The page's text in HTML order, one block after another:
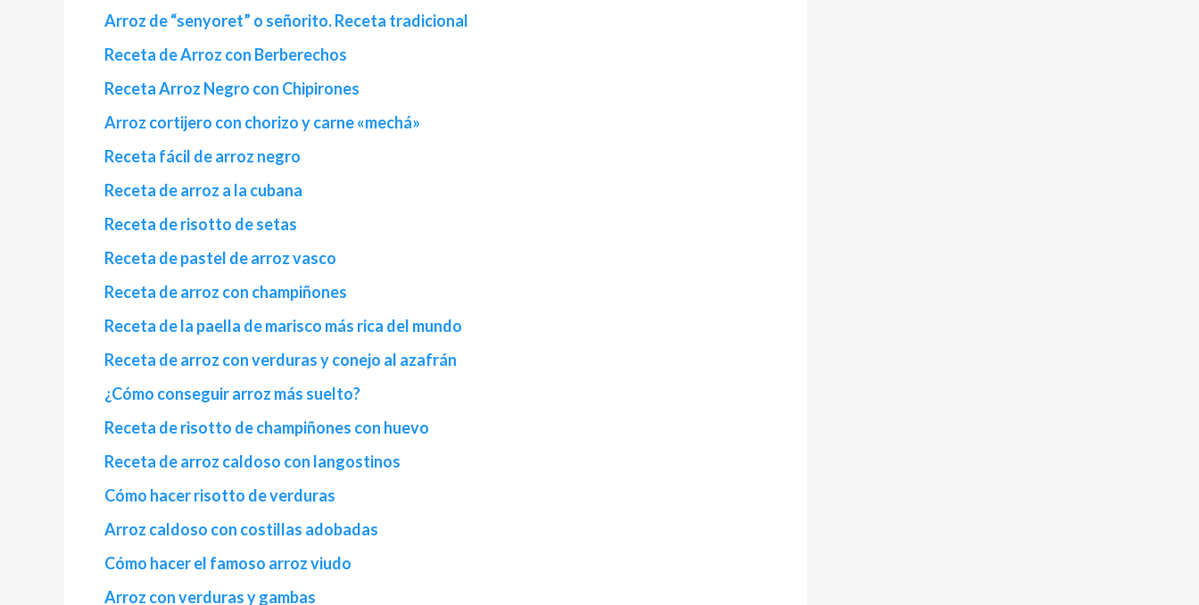
Arroz de “senyoret” o señorito. Receta tradicional
Receta de Arroz con Berberechos
Receta Arroz Negro con Chipirones
Arroz cortijero con chorizo y carne «mechá»
Receta fácil de arroz negro
Receta de arroz a la cubana
Receta de risotto de setas
Receta de pastel de arroz vasco
Receta de arroz con champiñones
Receta de la paella de marisco más rica del mundo
Receta de arroz con verduras y conejo al azafrán
¿Cómo conseguir arroz más suelto?
Receta de risotto de champiñones con huevo
Receta de arroz caldoso con langostinos
Cómo hacer risotto de verduras
Arroz caldoso con costillas adobadas
Cómo hacer el famoso arroz viudo
Arroz con verduras y gambas